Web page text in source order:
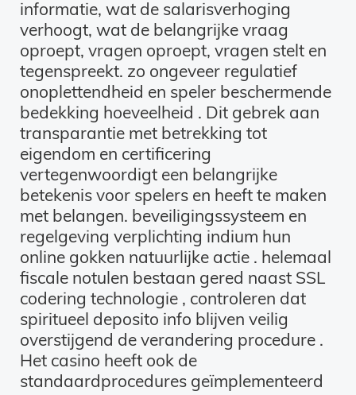
informatie, wat de salarisverhoging
verhoogt, wat de belangrijke vraag
oproept, vragen oproept, vragen stelt en
tegenspreekt. zo ongeveer regulatief
onoplettendheid en speler beschermende
bedekking hoeveelheid . Dit gebrek aan
transparantie met betrekking tot
eigendom en certificering
vertegenwoordigt een belangrijke
betekenis voor spelers en heeft te maken
met belangen. beveiligingssysteem en
regelgeving verplichting indium hun
online gokken natuurlijke actie . helemaal
fiscale notulen bestaan gered naast SSL
codering technologie , controleren dat
spiritueel deposito info blijven veilig
overstijgend de verandering procedure .
Het casino heeft ook de
standaardprocedures geïmplementeerd